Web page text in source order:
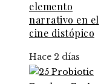
elemento
narrativo en el
cine distópico
Hace 2 días